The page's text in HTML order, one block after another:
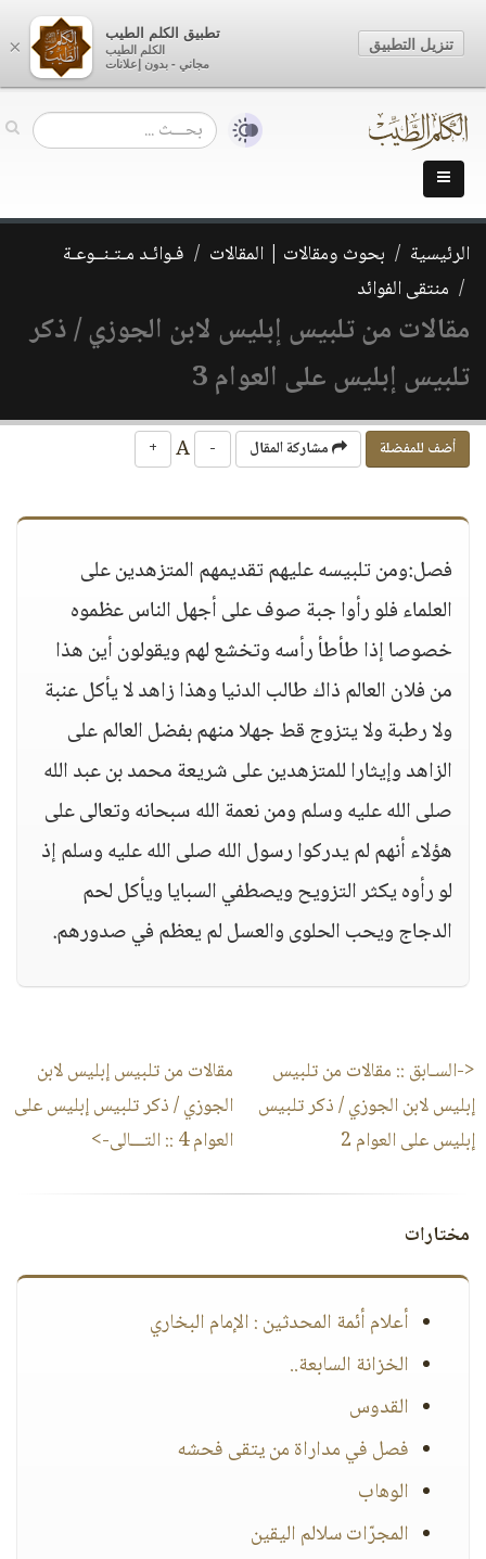
الرئيسية بحوث ومقالات | المقالات
فـوائـد مـتـنــوعـة
منتقى الفوائد
مقالات من تلبيس إبليس لابن الجوزي / ذكر
تلبيس إبليس على العوام 3
أضف للمفضلة مشاركة المقال -
+
فصل:ومن تلبيسه عليهم تقديمهم المتزهدين على
العلماء فلو رأوا جبة صوف على أجهل الناس عظموه
خصوصا إذا طأطأ رأسه وتخشع لهم ويقولون أين هذا
من فلان العالم ذاك طالب الدنيا وهذا زاهد لا يأكل عنبة
ولا رطبة ولا يتزوج قط جهلا منهم بفضل العالم على
الزاهد وإيثارا للمتزهدين على شريعة محمد بن عبد الله
صلى الله عليه وسلم ومن نعمة الله سبحانه وتعالى على
هؤلاء أنهم لم يدركوا رسول الله صلى الله عليه وسلم إذ
لو رأوه يكثر التزويح ويصطفي السبايا ويأكل لحم
الدجاج ويحب الحلوى والعسل لم يعظم في صدورهم.
<-السـابق :: مقالات من تلبيس
إبليس لابن الجوزي / ذكر تلبيس
إبليس على العوام 2
مقالات من تلبيس إبليس لابن
الجوزي / ذكر تلبيس إبليس على
العوام 4 :: التـــالى->
مختارات
أعلام أئمة المحدثين : الإمام البخاري
الخزانة السابعة..
القدوس
فصل في مداراة من يتقى فحشه
الوهاب
المجرّات سلالم اليقين
×
تطبيق الكلم الطيب
الكلم الطيب
مجاني - بدون إعلانات
تنزيل التطبيق